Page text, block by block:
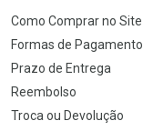
Como Comprar no Site
Formas de Pagamento
Prazo de Entrega
Reembolso
Troca ou Devolução